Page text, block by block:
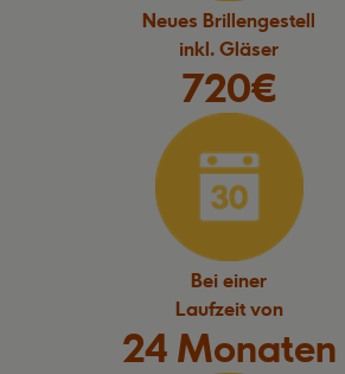
Neues Brillengestell
inkl. Gläser
720€
Bei einer
Laufzeit von
24 Monaten